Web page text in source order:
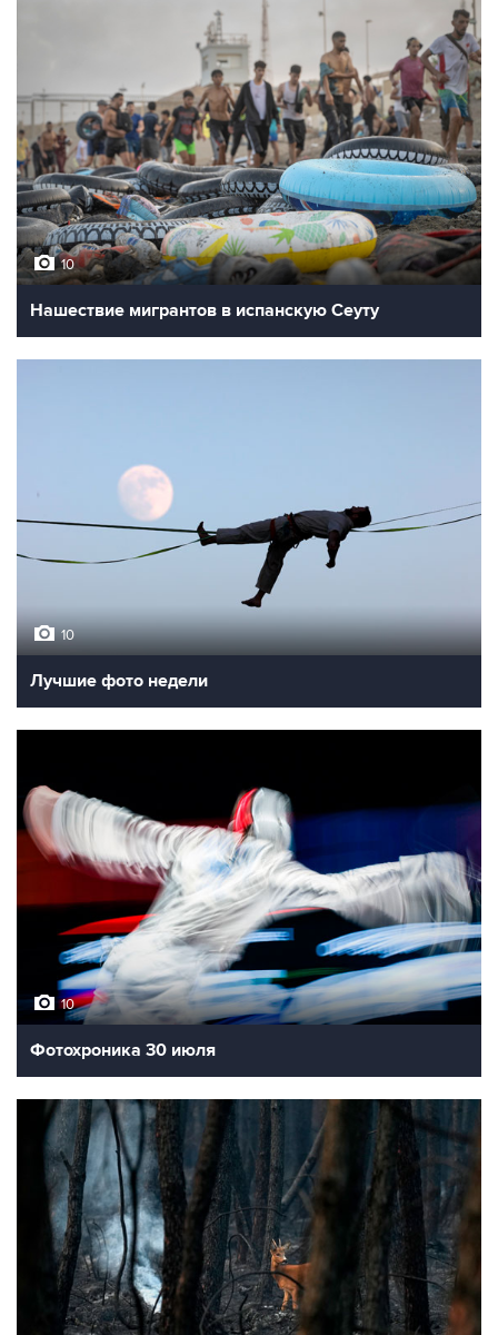
10
Нашествие мигрантов в испанскую Сеуту
10
Лучшие фото недели
10
Фотохроника 30 июля